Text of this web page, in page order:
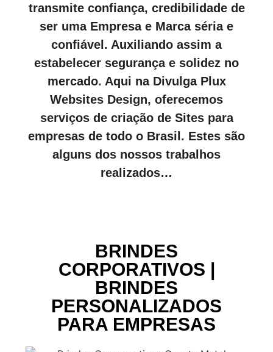
transmite confiança, credibilidade de
ser uma Empresa e Marca séria e
confiável. Auxiliando assim a
estabelecer segurança e solidez no
mercado. Aqui na Divulga Plux
Websites Design, oferecemos
serviços de criação de Sites para
empresas de todo o Brasil. Estes são
alguns dos nossos trabalhos
realizados…
BRINDES
CORPORATIVOS |
BRINDES
PERSONALIZADOS
PARA EMPRESAS